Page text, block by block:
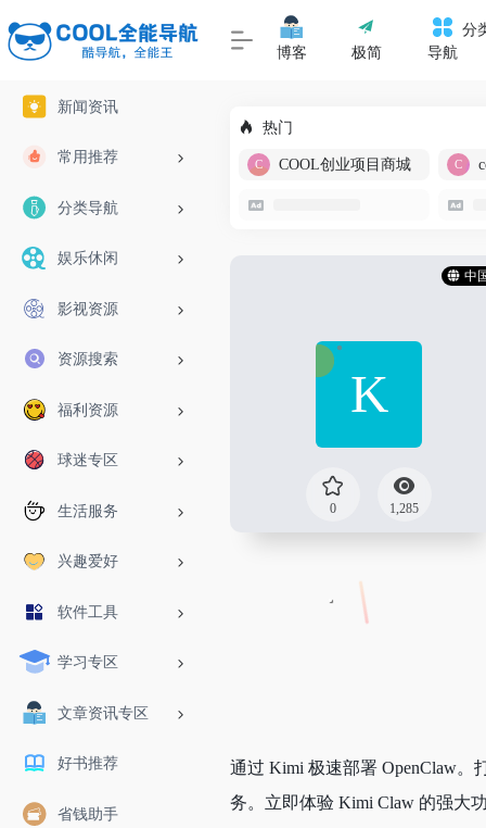
新闻资讯
常用推荐
分类导航
娱乐休闲
影视资源
资源搜索
福利资源
球迷专区
生活服务
兴趣爱好
软件工具
学习专区
文章资讯专区
好书推荐
省钱助手
博客 极简
分
导航
热门
COOL创业项目商城
中
0 1,285
通过 Kimi 极速部署 OpenClaw
务。立即体验 Kimi Claw 的强大